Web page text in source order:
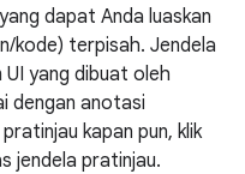
dapat Anda luaskan
kode) terpisah. Jendela
UI yang dibuat oleh
dengan anotasi
kapan pun, klik
jendela pratinjau.